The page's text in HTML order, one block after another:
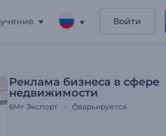
Войти
Реклама бизнеса в сфере
недвижимости
6M+ Экспорт варьируется